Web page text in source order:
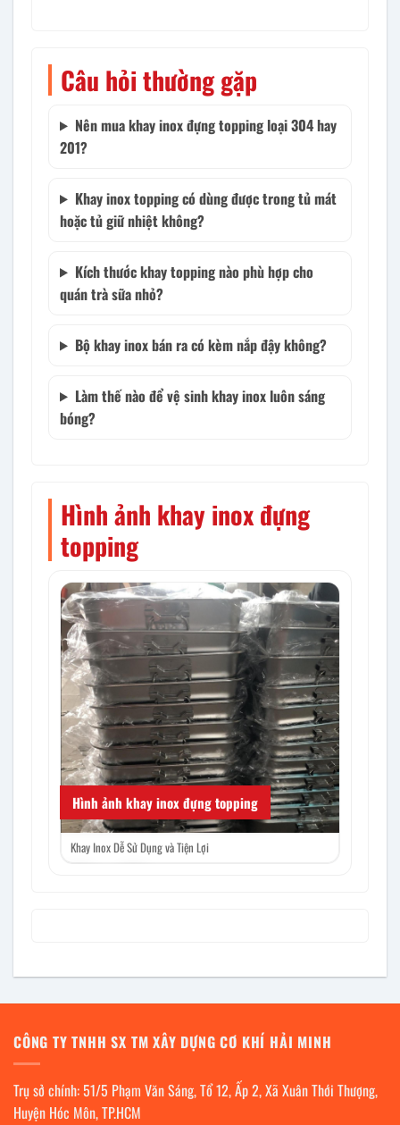
Câu hỏi thường gặp
Nên mua khay inox đựng topping loại 304 hay
201?
Khay inox topping có dùng được trong tủ mát
hoặc tủ giữ nhiệt không?
Kích thước khay topping nào phù hợp cho
quán trà sữa nhỏ?
Bộ khay inox bán ra có kèm nắp đậy không?
Làm thế nào để vệ sinh khay inox luôn sáng
bóng?
Hình ảnh khay inox đựng
topping
Khay Inox Dễ Sử Dụng và Tiện Lợi
Hình ảnh khay inox đựng topping
CÔNG TY TNHH SX TM XÂY DỰNG CƠ KHÍ HẢI MINH
Trụ sở chính: 51/5 Phạm Văn Sáng, Tổ 12, Ấp 2, Xã Xuân Thới Thượng,
Huyện Hóc Môn, TP.HCM